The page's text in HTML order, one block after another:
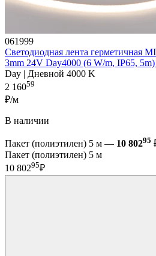
061999
Светодиодная лента герметичная
3mm 24V Day4000 (6 W/m, IP65,
Day | Дневной 4000 K
2 16059
₽/м
В наличии
Пакет (полиэтилен) 5 м — 10 80295
Пакет (полиэтилен) 5 м
10 80295₽